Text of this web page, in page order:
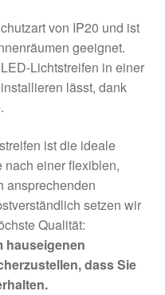
von IP20 und ist
geeignet.
Lichtstreifen in einer
lässt, dank
ist die ideale
nach einer flexiblen,
ansprechenden
setzen wir
Qualität:
hauseigenen
dass Sie